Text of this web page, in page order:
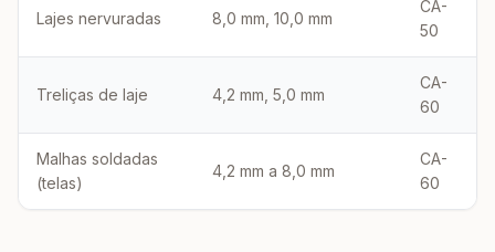
Lajes nervuradas 8,0 mm, 10,0 mm
CA-
50
Treliças de laje 4,2 mm, 5,0 mm
CA-
60
Malhas soldadas
(telas)
4,2 mm a 8,0 mm
CA-
60